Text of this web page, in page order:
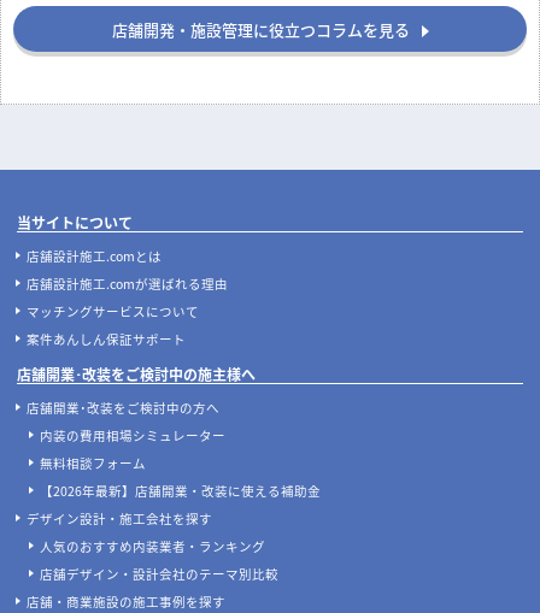
店舗開発・施設管理に役立つコラムを見る
当サイトについて
店舗設計施工.comとは
店舗設計施工.comが選ばれる理由
マッチングサービスについて
案件あんしん保証サポート
店舗開業･改装をご検討中の施主様へ
店舗開業･改装をご検討中の方へ
内装の費用相場シミュレーター
無料相談フォーム
【2026年最新】店舗開業・改装に使える補助金
デザイン設計・施工会社を探す
人気のおすすめ内装業者・ランキング
店舗デザイン・設計会社のテーマ別比較
店舗・商業施設の施工事例を探す